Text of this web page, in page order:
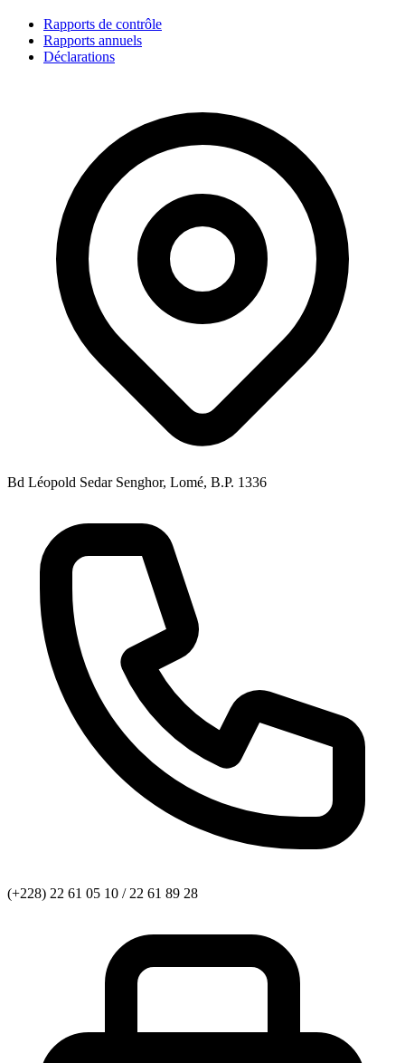
Rapports de contrôle
Rapports annuels
Déclarations
Bd Léopold Sedar Senghor, Lomé, B.P. 1336
(+228) 22 61 05 10 / 22 61 89 28